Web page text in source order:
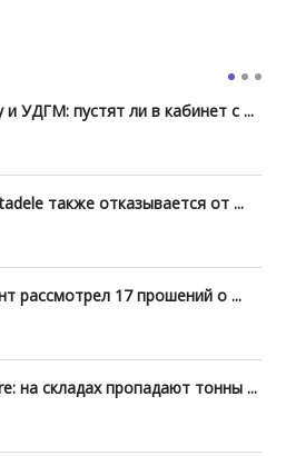
УДГМ: пустят ли в кабинет с ...
также отказывается от ...
рассмотрел 17 прошений о ...
на складах пропадают тонны ...